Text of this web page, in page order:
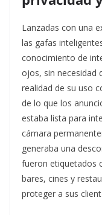
Lanzadas con una
las gafas
conocimiento de
ojos, sin necesidad
realidad de su uso
de lo que los
estaba lista para
cámara
generaba una
fueron etiquetados
bares, cines y
proteger a sus